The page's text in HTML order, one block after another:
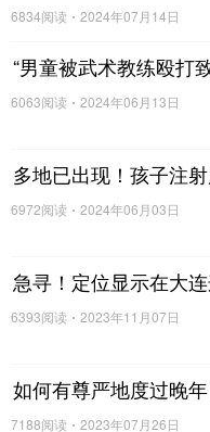
6834阅读 2024年07月14日
“男童被武术教练殴打
6063阅读 2024年06月13日
多地已出现！孩子注
6972阅读 2024年06月03日
急寻！定位显示在大
6393阅读 2023年11月07日
如何有尊严地度过晚年
7188阅读 2023年07月26日